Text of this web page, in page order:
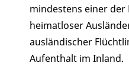
mindestens einer der
heimatloser
ausländischer
Aufenthalt im Inland.